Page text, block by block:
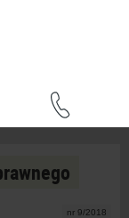
nr 9/2018